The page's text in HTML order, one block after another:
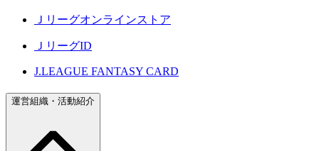
Ｊリーグオンラインストア
ＪリーグID
J.LEAGUE FANTASY CARD
運営組織・活動紹介